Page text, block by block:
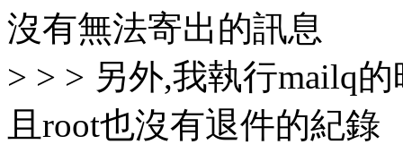
沒有無法寄出的訊息
> > > 另外,我執行mailq
且root也沒有退件的紀錄